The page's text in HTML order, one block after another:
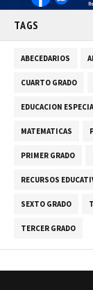
TAGS
ABECEDARIOS
CUARTO GRADO
EDUCACION
MATEMATICAS
PRIMER GRADO
RECURSOS
SEXTO GRADO
TERCER GRADO